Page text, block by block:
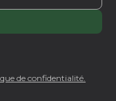
de confidentialité.